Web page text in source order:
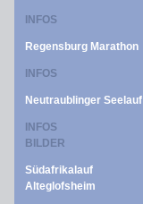
INFOS
Regensburg Marathon
INFOS
Neutraublinger Seelauf
INFOS
BILDER
Südafrikalauf
Alteglofsheim